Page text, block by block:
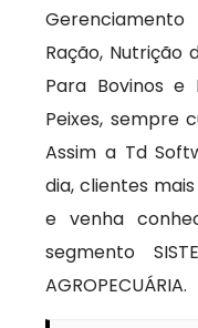
Ração, Nutrição
Para Bovinos e
Peixes, sempre
Assim a Td
dia, clientes
e venha
segmento
AGROPECUÁRIA.